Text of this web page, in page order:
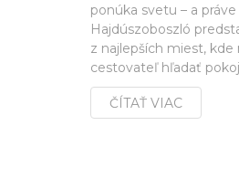
ponúka svetu – a práve
Hajdúszoboszló
z najlepších miest, kde
cestovateľ hľadať
ČÍTAŤ VIAC